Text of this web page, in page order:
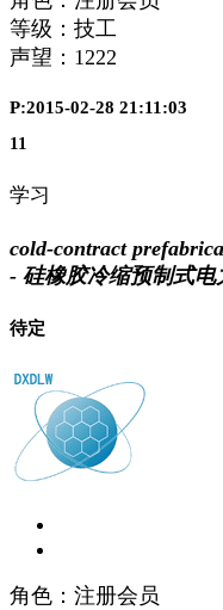
等级：技工
声望： 1222
P:2015-02-28 21:11:03
11
学习
cold-contract
- 硅橡胶冷缩预制式电
待定
角色：注册会员